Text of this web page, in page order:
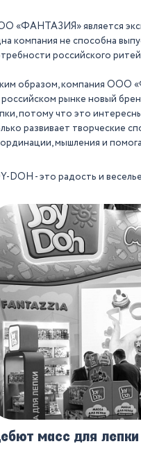
«ФАНТАЗИЯ» является
компания не способна
российского
образом, компания ООО
рынке новый
потому что это
развивает творческие
мышления и
DOH - это радость и
масс для